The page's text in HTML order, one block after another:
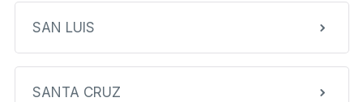
SAN LUIS
SANTA CRUZ